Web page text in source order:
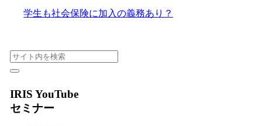
学生も社会保険に加入の義務あり？
IRIS YouTube
セミナー